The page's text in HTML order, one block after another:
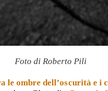
Foto di Roberto Pili
le ombre dell’oscurità e i